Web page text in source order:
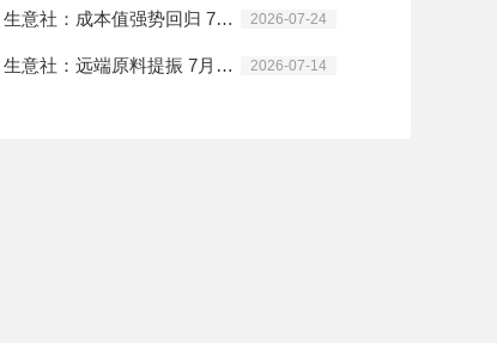
生意社：成本值强势回归 7月后半PC行情冲高 2026-07-24
生意社：远端原料提振 7月前半PC跌后修复 2026-07-14